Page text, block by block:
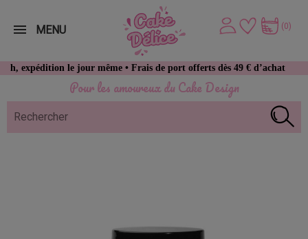
Pour les amoureux du Cake Design
le jour même • Frais de port offerts dès 49 € d’achat
(0)
MENU